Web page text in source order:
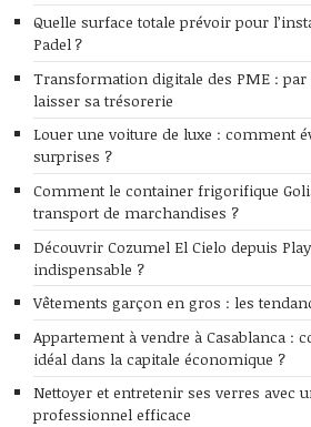
Quelle surface totale prévoir pour
Padel ?
Transformation digitale des PME :
laisser sa trésorerie
Louer une voiture de luxe : comment
surprises ?
Comment le container frigorifique
transport de marchandises ?
Découvrir Cozumel El Cielo depuis
indispensable ?
Vêtements garçon en gros : les
Appartement à vendre à Casablanca :
idéal dans la capitale économique ?
Nettoyer et entretenir ses verres avec
professionnel efficace